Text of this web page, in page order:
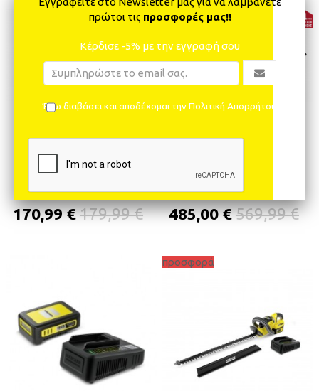
PSW 18-20 *INT
Κονταροπρίονο
μπαταρίας
179,99 €
170,99 € 569,99 €
485,00 €
προσφορά
πρώτοι τις προσφορές μας!!
Κέρδισε -5% με την εγγραφή σου
Έχω διαβάσει και αποδέχομαι την Πολιτική Απορρήτου